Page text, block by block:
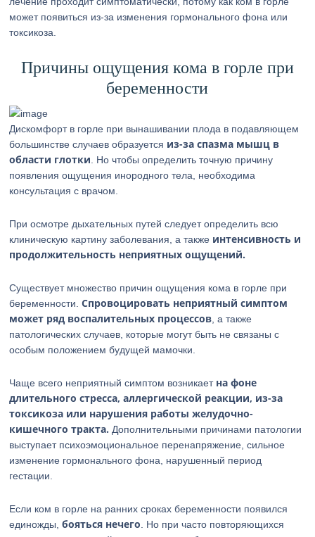
может появиться из-за изменения гормонального фона или
токсикоза.
Причины ощущения кома в горле при
беременности
Дискомфорт в горле при вынашивании плода в подавляющем
большинстве случаев образуется из-за спазма мышц в
области глотки . Но чтобы определить точную причину
появления ощущения инородного тела, необходима
консультация с врачом.
При осмотре дыхательных путей следует определить всю
клиническую картину заболевания, а также интенсивность и
продолжительность неприятных ощущений.
Существует множество причин ощущения кома в горле при
беременности.Спровоцировать неприятный симптом
может ряд воспалительных процессов , а также
патологических случаев, которые могут быть не связаны с
особым положением будущей мамочки.
Чаще всего неприятный симптом возникает на фоне
длительного стресса, аллергической реакции, из-за
токсикоза или нарушения работы желудочно-
кишечного тракта. Дополнительными причинами патологии
выступает психоэмоциональное перенапряжение, сильное
изменение гормонального фона, нарушенный период
гестации.
Если ком в горле на ранних сроках беременности появился
единожды,бояться нечего . Но при часто повторяющихся